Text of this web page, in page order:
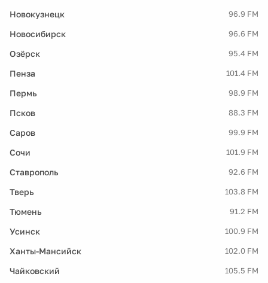
Новокузнецк 96.9 FM
Новосибирск 96.6 FM
Озёрск 95.4 FM
Пенза 101.4 FM
Пермь 98.9 FM
Псков 88.3 FM
Саров 99.9 FM
Сочи 101.9 FM
Ставрополь 92.6 FM
Тверь 103.8 FM
Тюмень 91.2 FM
Усинск 100.9 FM
Ханты-Мансийск 102.0 FM
Чайковский 105.5 FM